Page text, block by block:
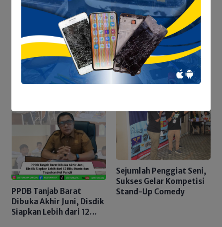
Satresnarkoba Polres
Tanjab Barat Tindak
Lanjuti Informasi Viral,
Korban Belum Buat
Dari Laut Kuala Tungkal
ke Berbagai Daerah,
Aktivitas Nelayan Masih
Bergeliat
PPDB Tanjab Barat
Dibuka Akhir Juni, Disdik
Siapkan Lebih dari 12
Sejumlah Penggiat Seni,
Sukses Gelar Kompetisi
Stand-Up Comedy